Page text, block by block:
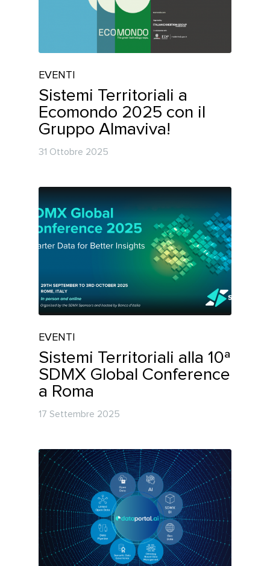
EVENTI
Sistemi Territoriali a
Ecomondo 2025 con il
Gruppo Almaviva!
31 Ottobre 2025
EVENTI
Sistemi Territoriali alla 10ª
SDMX Global Conference
a Roma
17 Settembre 2025